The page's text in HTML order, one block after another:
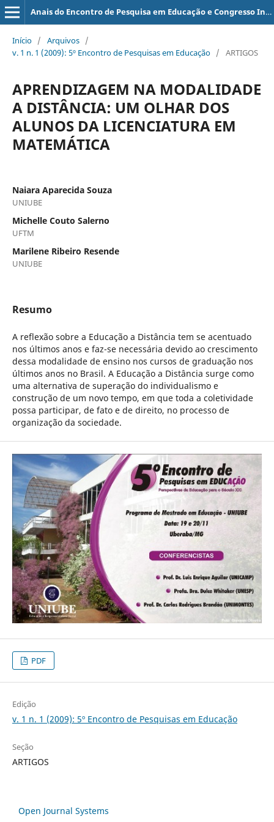
Anais do Encontro de Pesquisa em Educação e Congresso Internacional de Trabalho Docente e Processos Educativos
Início / Arquivos /
v. 1 n. 1 (2009): 5º Encontro de Pesquisas em Educação / ARTIGOS
APRENDIZAGEM NA MODALIDADE
A DISTÂNCIA: UM OLHAR DOS
ALUNOS DA LICENCIATURA EM
MATEMÁTICA
Naiara Aparecida Souza
UNIUBE
Michelle Couto Salerno
UFTM
Marilene Ribeiro Resende
UNIUBE
Resumo
A reflexão sobre a Educação a Distância tem se acentuado
nos últimos anos e faz-se necessária devido ao crescimento
dessa modalidade de ensino nos cursos de graduação nos
últimos anos no Brasil. A Educação a Distância surge como
uma alternativa de superação do individualismo e
construção de um novo tempo, em que toda a coletividade
possa participar, de fato e de direito, no processo de
organização da sociedade.
PDF
Edição
v. 1 n. 1 (2009): 5º Encontro de Pesquisas em Educação
Seção
ARTIGOS
Open Journal Systems